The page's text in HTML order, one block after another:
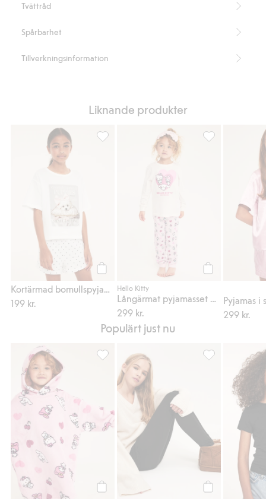
Tvättråd
Spårbarhet
Tillverkningsinformation
Liknande produkter
199 kr.
Kortärmad bomullspyjamas, Lägg till i
Hello Kitty
299 kr.
Långärmat
Pyjamas i
299 kr.
Populärt just nu
Fleecehoodie med Hello Kitty, Lägg till i
Leggings,